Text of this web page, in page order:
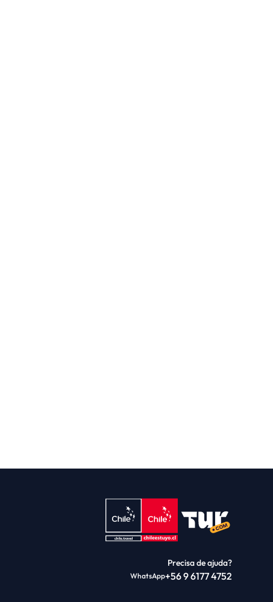
Precisa de ajuda?
WhatsApp+56 9 6177 4752